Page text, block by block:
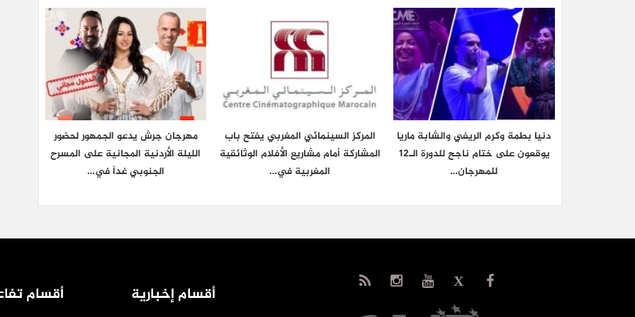
دنيا بطمة وكرم الريفي والشابة ماريا
يوقعون على ختام ناجح للدورة الـ12
للمهرجان…
المركز السينمائي المغربي يفتح باب
المشاركة أمام مشاريع الأفلام الوثائقية
المغربية في…
مهرجان جرش يدعو الجمهور لحضور
الليلة الأردنية المجانية على المسرح
الجنوبي غداً في…
أقسام إخبارية أقسام